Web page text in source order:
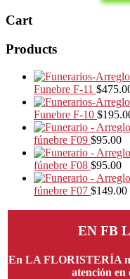
Cart
Products
Funebre F-11 $
Funebre F-10 $
fúnebre F09 $95.00
fúnebre F08 $95.00
fúnebre F07 $149.00
EN FB
En LA FLORISTERÍA
atención en